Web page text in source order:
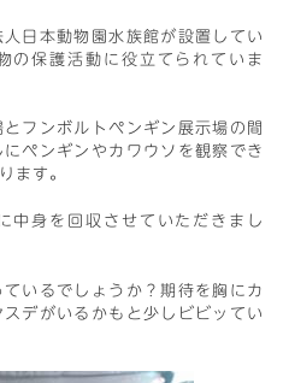
日本動物園水族館が設置してい
の保護活動に役立てられていま
フンボルトペンギン展示場の間
ペンギンやカワウソを観察でき
ます。
中身を回収させていただきまし
いるでしょうか？期待を胸にカ
デがいるかもと少しビビッてい